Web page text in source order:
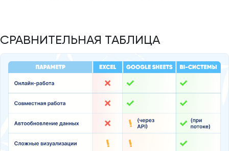
СРАВНИТЕЛЬНАЯ ТАБЛИЦА